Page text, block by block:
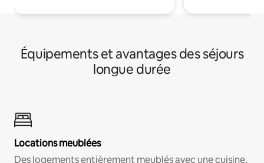
Équipements et avantages des séjours
longue durée
Locations meublées
Des logements entièrement meublés avec une cuisine,